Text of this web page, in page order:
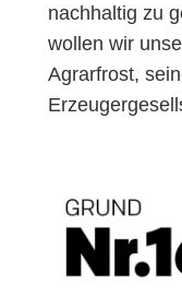
nachhaltig zu
wollen wir
Agrarfrost,